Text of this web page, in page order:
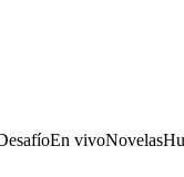
En vivoNovelas